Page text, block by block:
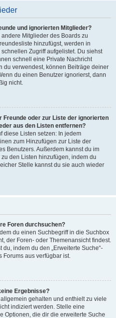
und ignorierten Mitglieder?
Mitglieder des Boards zu
hinzufügst, werden in
Zugriff aufgelistet. Du siehst
schnell eine Private Nachricht
du verwendest, können Beiträge deiner
du einen Benutzer ignorierst, dann
nicht.
Freunde oder zur Liste der ignorierten
aus den Listen entfernen?
diese Listen setzen: In jedem
zum Hinzufügen zur Liste der
Benutzers. Außerdem kannst du im
den Listen hinzufügen, indem du
Stelle kannst du sie auch wieder
Foren durchsuchen?
du einen Suchbegriff in die Suchbox
der Foren- oder Themenansicht findest.
indem du den „Erweiterte Suche“-
Forums aus verfügbar ist.
Ergebnisse?
gehalten und enthielt zu viele
indiziert werden. Stelle eine
Optionen, die dir die erweiterte Suche